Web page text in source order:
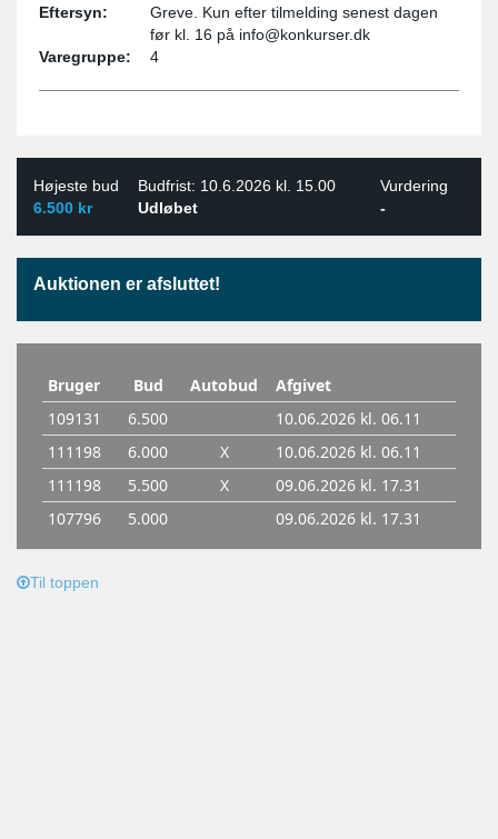
Eftersyn:
Greve. Kun efter tilmelding senest dagen
før kl. 16 på info@konkurser.dk
Varegruppe:
4
Højeste bud Budfrist: 10.6.2026 kl. 15.00
Vurdering
6.500 kr
Udløbet -
Auktionen er afsluttet!
Til toppen